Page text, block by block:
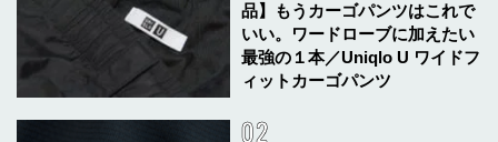
品】もうカーゴパンツはこれで
いい。ワードローブに加えたい
最強の１本／Uniqlo U ワイドフ
ィットカーゴパンツ